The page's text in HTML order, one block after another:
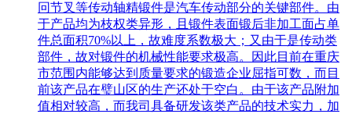
冋节叉等传动轴精锻件是汽车传动部分的关键部件。由
于产品均为枝权类异形，且锻件表面锻后非加工面占单
件总面积70%以上，故难度系数极大；又由于是传动类
部件，故对锻件的机械性能要求极高。因此目前在重庆
市范围内能够达到质量要求的锻造企业屈指可数，而目
前该产品在璧山区的生产还处于空白。由于该产品附加
值相对较高，而我司具备研发该类产品的技术实力，加